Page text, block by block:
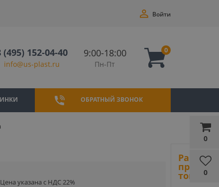
0
0
Войти
(495) 152-04-40
info@us-plast.ru
9:00-18:00
Пн-Пт
0
ОБРАТНЫЙ ЗВОНОК
Цена указана с НДС 22%
Ранее
товары